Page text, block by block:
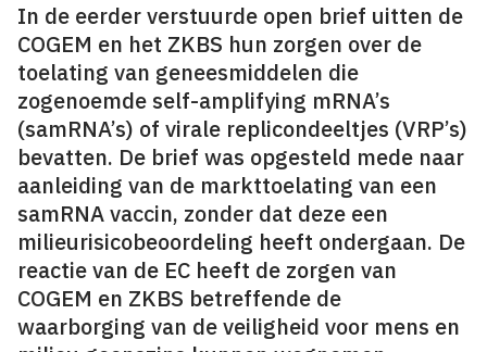
In de eerder verstuurde open brief uitten de
COGEM en het ZKBS hun zorgen over de
toelating van geneesmiddelen die
zogenoemde self-amplifying mRNA’s
(samRNA’s) of virale replicondeeltjes (VRP’s)
bevatten. De brief was opgesteld mede naar
aanleiding van de markttoelating van een
samRNA vaccin, zonder dat deze een
milieurisicobeoordeling heeft ondergaan. De
reactie van de EC heeft de zorgen van
COGEM en ZKBS betreffende de
waarborging van de veiligheid voor mens en